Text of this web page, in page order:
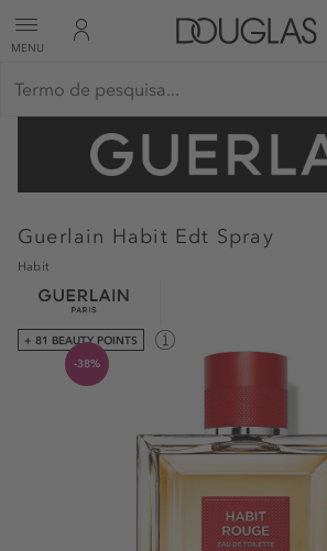
MENU
Guerlain Habit Edt Spray
Habit
+ 81 BEAUTY POINTS
-38%